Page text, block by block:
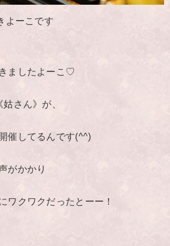
よーこです
ましたよーこ♡
さん》が、
催してるんです(^^)
がかかり
ワクワクだったとーー！